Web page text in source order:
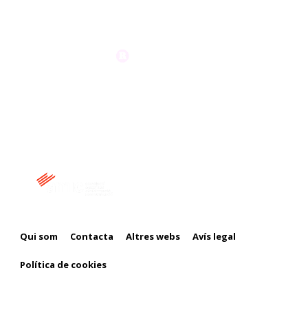
Qui som Contacta Altres webs Avís legal
Política de cookies